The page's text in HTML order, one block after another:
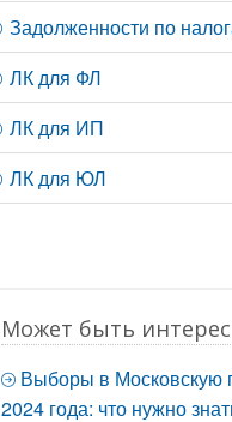
Задолженности по
ЛК для ФЛ
ЛК для ИП
ЛК для ЮЛ
Может быть
Выборы в Московскую
2024 года: что нужно